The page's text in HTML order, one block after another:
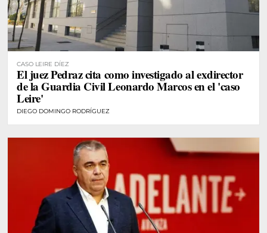
CASO LEIRE DÍEZ
El juez Pedraz cita como investigado al exdirector
de la Guardia Civil Leonardo Marcos en el 'caso
Leire'
DIEGO DOMINGO RODRÍGUEZ